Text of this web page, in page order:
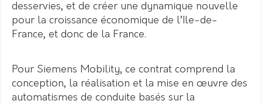
desservies, et de créer une dynamique nouvelle
pour la croissance économique de l’Ile-de-
France, et donc de la France.
Pour Siemens Mobility, ce contrat comprend la
conception, la réalisation et la mise en œuvre des
automatismes de conduite basés sur la